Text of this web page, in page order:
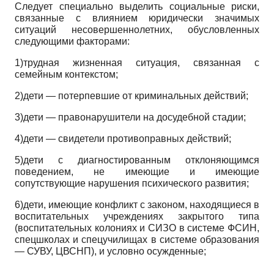
Следует специально выделить социальные риски,
связанные с влиянием юридически значимых
ситуаций несовершеннолетних, обусловленных
следующими факторами:
1)трудная жизненная ситуация, связанная с
семейным контекстом;
2)дети — потерпевшие от криминальных действий;
3)дети — правонарушители на досудебной стадии;
4)дети — свидетели противоправных действий;
5)дети с диагностированным отклоняющимся
поведением, не имеющие и имеющие
сопутствующие нарушения психического развития;
6)дети, имеющие конфликт с законом, находящиеся в
воспитательных учреждениях закрытого типа
(воспитательных колониях и СИЗО в системе ФСИН,
спецшколах и спецучилищах в системе образования
— СУВУ, ЦВСНП), и условно осужденные;